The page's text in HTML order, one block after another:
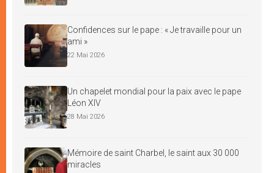
Confidences sur le pape : « Je travaille pour un
ami »
22 Mai 2026
Un chapelet mondial pour la paix avec le pape
Léon XIV
28 Mai 2026
Mémoire de saint Charbel, le saint aux 30 000
miracles